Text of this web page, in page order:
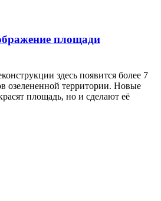
площади
здесь появится более 7
озелененной территории. Новые
площадь, но и сделают её